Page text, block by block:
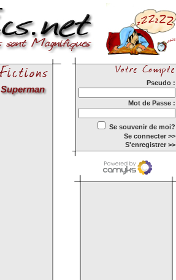
Superman
Pseudo :
Mot de Passe :
Se souvenir de moi?
Se connecter >>
S'enregistrer >>